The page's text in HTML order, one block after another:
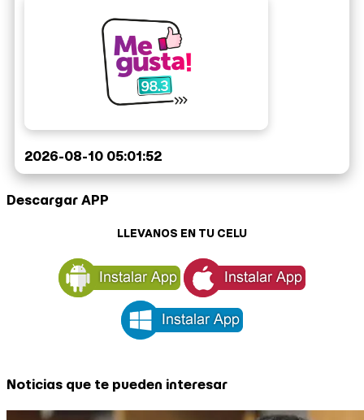
2026-08-10 05:01:52
Descargar APP
LLEVANOS EN TU CELU
Noticias que te pueden interesar